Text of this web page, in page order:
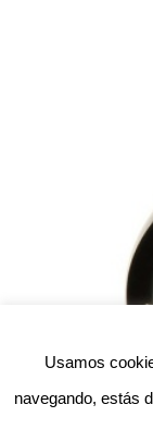
Usamos
navegando, estás